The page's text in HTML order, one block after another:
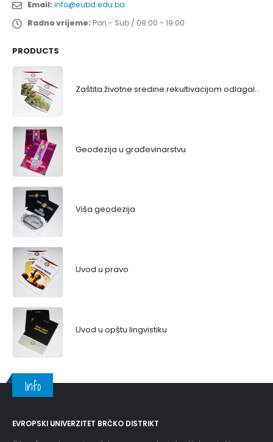
Email:info@eubd.edu.ba
Radno vrijeme: Pon - Sub / 08:00 - 19:00
PRODUCTS
Zaštita životne sredine rekultivacijom odlagališta
Geodezija u građevinarstvu
Viša geodezija
Uvod u pravo
Uvod u opštu lingvistiku
Info
EVROPSKI UNIVERZITET BRČKO DISTRIKT